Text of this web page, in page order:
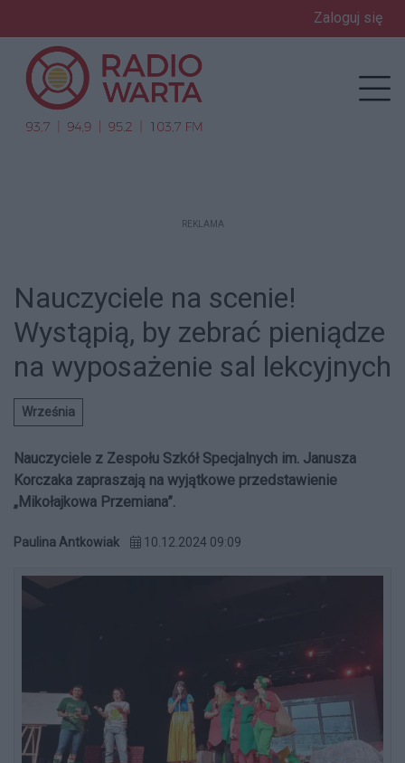
Zaloguj się
REKLAMA
Nauczyciele na scenie!
Wystąpią, by zebrać pieniądze
na wyposażenie sal lekcyjnych
Września
Nauczyciele z Zespołu Szkół Specjalnych im. Janusza
Korczaka zapraszają na wyjątkowe przedstawienie
„Mikołajkowa Przemiana”.
Paulina Antkowiak 10.12.2024 09:09